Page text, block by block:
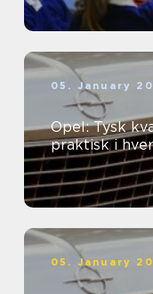
05. January
Opel: Tysk
praktisk i
05. January